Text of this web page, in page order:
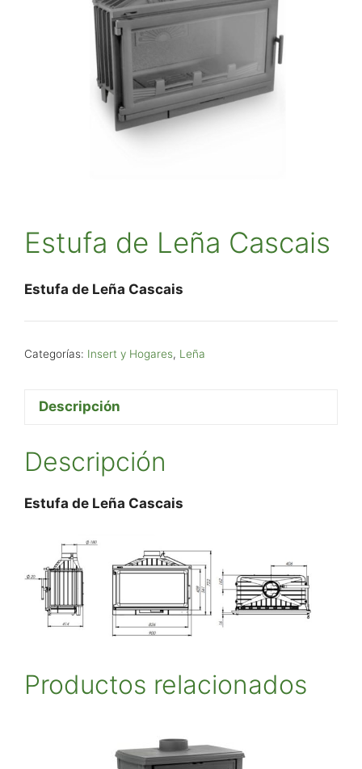
Estufa de Leña Cascais
Estufa de Leña Cascais
Categorías: Insert y Hogares, Leña
Descripción
Descripción
Estufa de Leña Cascais
Productos relacionados